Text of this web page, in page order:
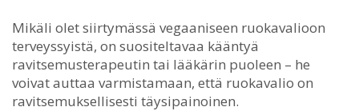
Mikäli olet siirtymässä vegaaniseen ruokavalioon
terveyssyistä, on suositeltavaa kääntyä
ravitsemusterapeutin tai lääkärin puoleen – he
voivat auttaa varmistamaan, että ruokavalio on
ravitsemuksellisesti täysipainoinen.